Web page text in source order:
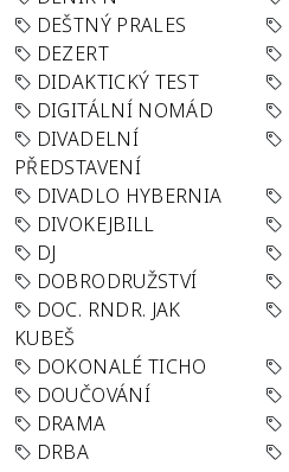
DEŠTNÝ PRALES
DEZERT
DIDAKTICKÝ TEST
DIGITÁLNÍ NOMÁD
DIVADELNÍ
PŘEDSTAVENÍ
DIVADLO HYBERNIA
DIVOKEJBILL
DJ
DOBRODRUŽSTVÍ
DOC. RNDR. JAK
KUBEŠ
DOKONALÉ TICHO
DOUČOVÁNÍ
DRAMA
DRBA